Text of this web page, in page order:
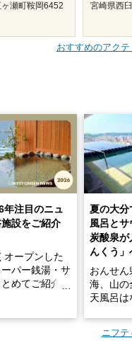
瀬町鞍岡6452 宮崎県西
おすすめのアク
年注目のニュ
設をご紹介
オープンした
パー銭湯・サ
めてご紹介！
呂、注目のサ
夏の大分
風呂と
炭酸泉が
んくう」
おんせん
海、山の
天風呂は
を新設
ニフ